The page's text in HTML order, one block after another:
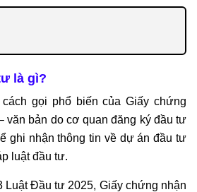
là gì?
gọi phổ biến của Giấy chứng
văn bản do cơ quan đăng ký đầu tư
ghi nhận thông tin về dự án đầu tư
luật đầu tư.
Luật Đầu tư 2025, Giấy chứng nhận